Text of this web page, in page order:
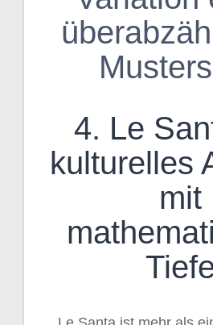
4. Le
kulturelles
mit